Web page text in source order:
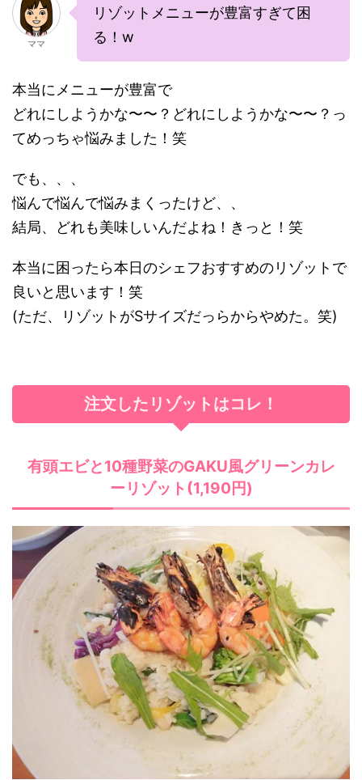
ママ
リゾットメニューが豊富すぎて困
る！w
本当にメニューが豊富で
どれにしようかな〜〜？どれにしようかな〜〜？っ
てめっちゃ悩みました！笑
でも、、、
悩んで悩んで悩みまくったけど、、
結局、どれも美味しいんだよね！きっと！笑
本当に困ったら本日のシェフおすすめのリゾットで
良いと思います！笑
(ただ、リゾットがSサイズだっらからやめた。笑)
注文したリゾットはコレ！
有頭エビと10種野菜のGAKU風グリーンカレ
ーリゾット(1,190円)